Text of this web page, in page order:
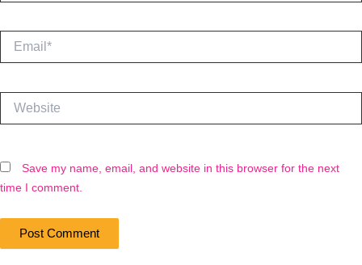
Save my name, email, and website in this browser for the next
time I comment.